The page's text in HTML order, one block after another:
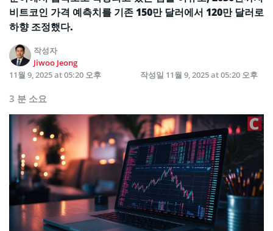
비트코인 가격 예측치를 기존 150만 달러에서 120만 달러로
하향 조정했다.
작성자
Jiwoo Jeong
11월 9, 2025 at 05:20 오후
작성일 11월 9, 2025 at 05:20 오후
3 분 소요